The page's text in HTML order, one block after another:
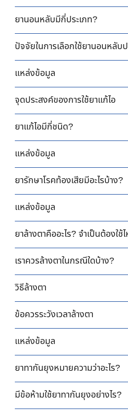
ยานอนหลับมีกี่ประเภท?
ปัจจัยในการเลือกใช้ยานอนหลับ
แหล่งข้อมูล
จุดประสงค์ของการใช้ยาแก้ไอ
ยาแก้ไอมีกี่ชนิด?
แหล่งข้อมูล
ยารักษาโรคท้องเสียมีอะไรบ้าง?
แหล่งข้อมูล
ยาล้างตาคืออะไร? จำเป็นต้องใช้
เราควรล้างตาในกรณีใดบ้าง?
วิธีล้างตา
ข้อควรระวังเวลาล้างตา
แหล่งข้อมูล
ยาทากันยุงหมายความว่าอะไร?
มีข้อห้ามใช้ยาทากันยุงอย่างไร?